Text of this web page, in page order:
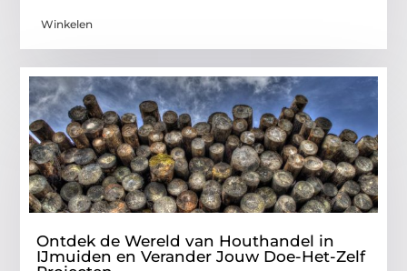
Winkelen
Ontdek de Wereld van Houthandel in
IJmuiden en Verander Jouw Doe-Het-Zelf